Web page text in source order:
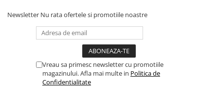
Newsletter Nu rata ofertele si promotiile noastre
Vreau sa primesc newsletter cu promotiile
magazinului. Afla mai multe in Politica de
Confidentialitate